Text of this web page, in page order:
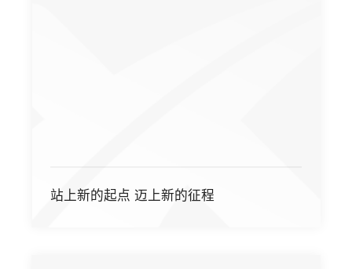
站上新的起点 迈上新的征程